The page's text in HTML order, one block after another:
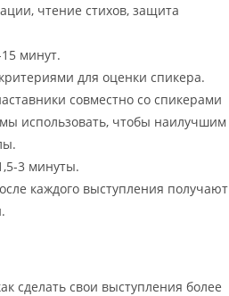
чтение стихов, защита
минут.
для оценки спикера.
совместно со спикерами
использовать, чтобы наилучшим
3 минуты.
каждого выступления получают
сделать свои выступления более